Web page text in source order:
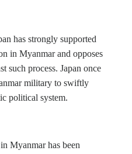
has strongly supported
in Myanmar and opposes
such process. Japan once
military to swiftly
political system.
Myanmar has been